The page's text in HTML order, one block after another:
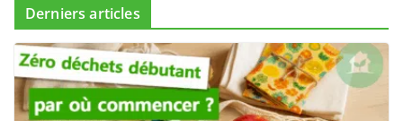
Derniers articles